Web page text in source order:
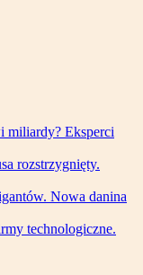
miliardy? Eksperci
rozstrzygnięty.
Nowa danina
technologiczne.